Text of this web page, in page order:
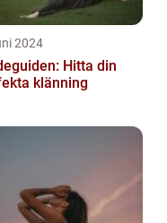
2024
Hitta din
klänning